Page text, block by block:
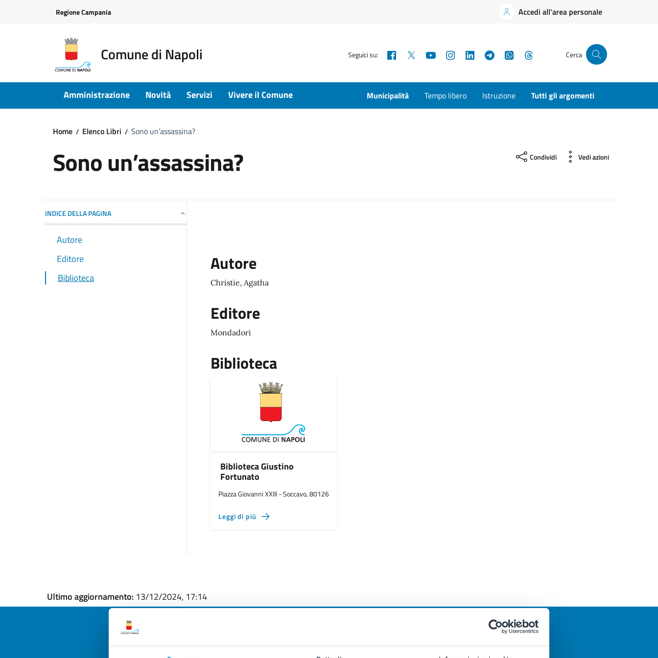
Regione Campania Accedi all'area personale
Comune di Napoli Seguici su: Facebook YouTubeInstagramLinkedInTelegramWhatsApp Cerca
Amministrazione Novità Servizi Vivere il Comune Municipalità Tempo libero Istruzione Tutti gli argomenti
Home Elenco Libri Sono un’assassina?
Sono un’assassina? Condividi Vedi azioni
INDICE DELLA PAGINA
Autore
Editore
Biblioteca
Autore
Christie, Agatha
Editore
Mondadori
Biblioteca
Biblioteca Giustino
Fortunato
Piazza Giovanni XXIII - Soccavo, 80126
Leggi di più
Ultimo aggiornamento: 13/12/2024, 17:14